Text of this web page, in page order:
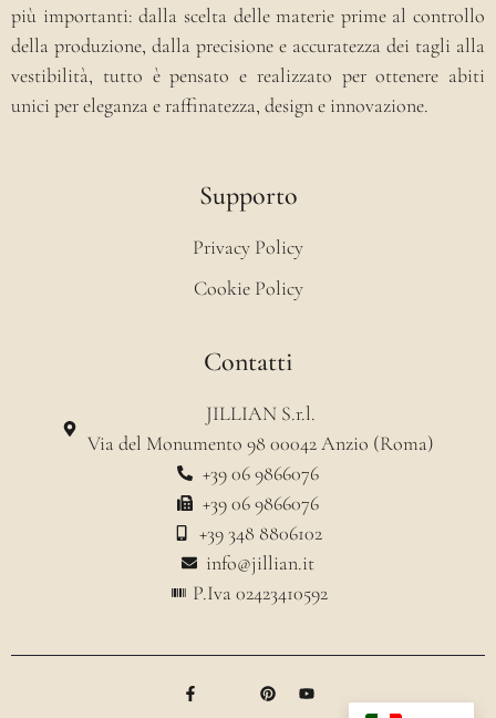
più importanti: dalla scelta delle materie prime al controllo
della produzione, dalla precisione e accuratezza dei tagli alla
vestibilità, tutto è pensato e realizzato per ottenere abiti
unici per eleganza e raffinatezza, design e innovazione.
Supporto
Privacy Policy
Cookie Policy
Contatti
JILLIAN S.r.l.
Via del Monumento 98 00042 Anzio (Roma)
+39 06 9866076
+39 06 9866076
+39 348 8806102
info@jillian.it
P.Iva 02423410592